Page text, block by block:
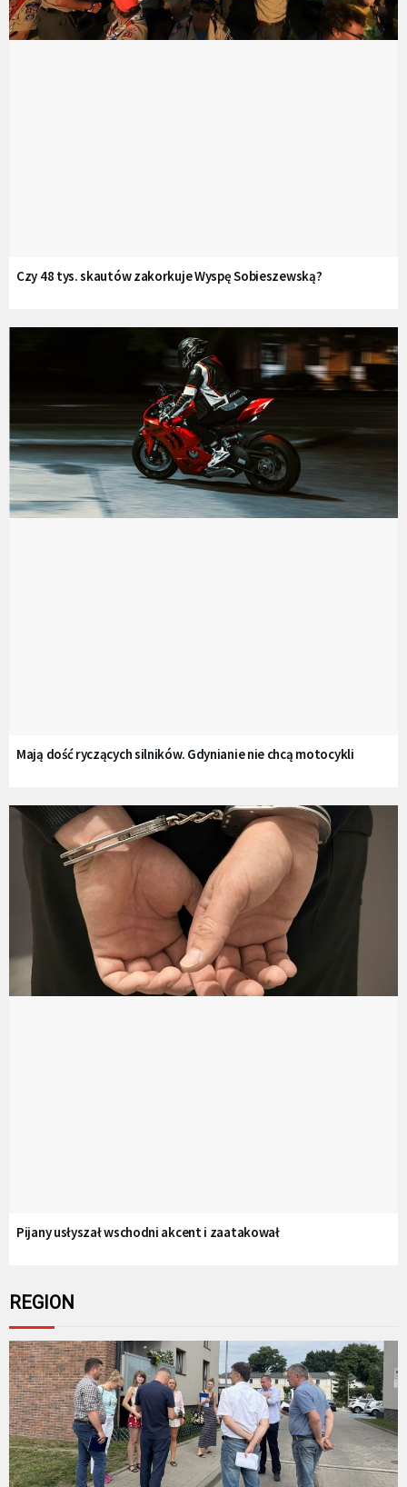
Czy 48 tys. skautów zakorkuje Wyspę Sobieszewską?
Mają dość ryczących silników. Gdynianie nie chcą motocykli
Pijany usłyszał wschodni akcent i zaatakował
REGION